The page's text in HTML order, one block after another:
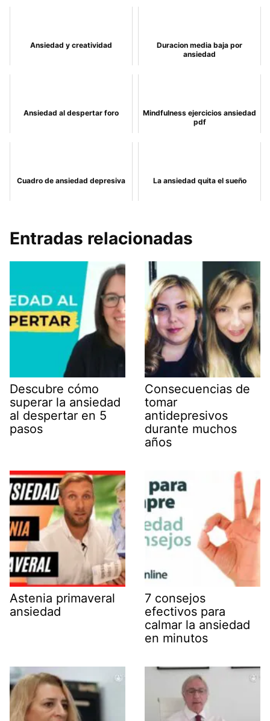
Ansiedad y creatividad
Duracion media baja por
ansiedad
Ansiedad al despertar foro
Mindfulness ejercicios ansiedad
pdf
Cuadro de ansiedad depresiva La ansiedad quita el sueño
Entradas relacionadas
Descubre cómo
superar la ansiedad
al despertar en 5
pasos
Consecuencias de
tomar
antidepresivos
durante muchos
años
Astenia primaveral
ansiedad
7 consejos
efectivos para
calmar la ansiedad
en minutos